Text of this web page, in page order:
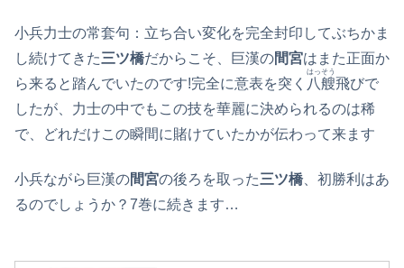
小兵力士の常套句：立ち合い変化を完全封印してぶちかま
し続けてきた三ツ橋だからこそ、巨漢の間宮はまた正面か
ら来ると踏んでいたのです!完全に意表を突く 八艘
はっそう
飛びで
したが、力士の中でもこの技を華麗に決められるのは稀
で、どれだけこの瞬間に賭けていたかが伝わって来ます
小兵ながら巨漢の間宮の後ろを取った三ツ橋、初勝利はあ
るのでしょうか？7巻に続きます…